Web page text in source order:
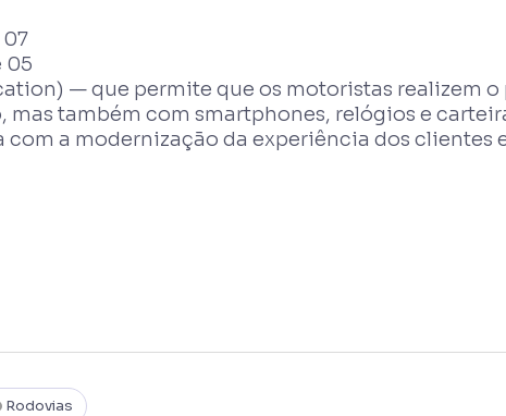
05
— que permite que os motoristas realizem
também com smartphones, relógios e
a modernização da experiência dos clientes
Rodovias